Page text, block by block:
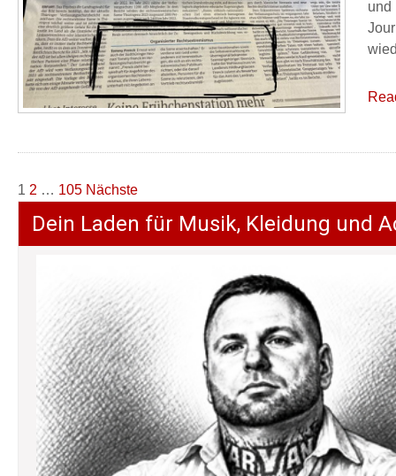
und
Seitennummerierung
der
Beiträge
1 2 … 105 Nächste
Dein Laden für Musik, Kleidung und